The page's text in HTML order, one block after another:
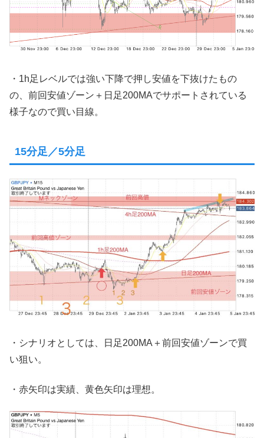
・1h足レベルでは強い下降で押し安値を下抜けたもの
の、前回安値ゾーン＋日足200MAでサポートされている
様子なので買い目線。
15分足／5分足
・シナリオとしては、日足200MA＋前回安値ゾーンで買
い狙い。
・赤矢印は実績、黄色矢印は理想。